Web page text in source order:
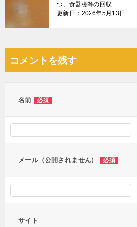
つ、食器棚等の回収
更新日：2026年5月13日
コメントを残す
名前 必須
メール（公開されません） 必須
サイト